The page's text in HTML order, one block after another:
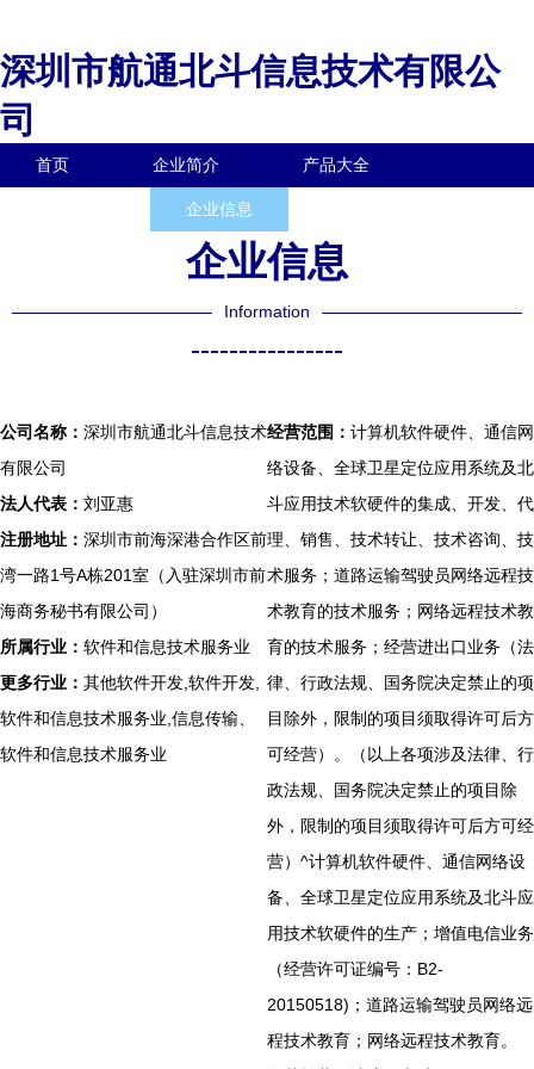
深圳市航通北斗信息技术有限公
司
首页 企业简介 产品大全
企业信息
企业信息
Information
----------------
公司名称： 深圳市航通北斗信息技术
有限公司
法人代表： 刘亚惠
注册地址： 深圳市前海深港合作区前
湾一路1号A栋201室（入驻深圳市前
海商务秘书有限公司）
所属行业： 软件和信息技术服务业
更多行业： 其他软件开发,软件开发,
软件和信息技术服务业,信息传输、
软件和信息技术服务业
经营范围： 计算机软件硬件、通信网
络设备、全球卫星定位应用系统及北
斗应用技术软硬件的集成、开发、代
理、销售、技术转让、技术咨询、技
术服务；道路运输驾驶员网络远程技
术教育的技术服务；网络远程技术教
育的技术服务；经营进出口业务（法
律、行政法规、国务院决定禁止的项
目除外，限制的项目须取得许可后方
可经营）。（以上各项涉及法律、行
政法规、国务院决定禁止的项目除
外，限制的项目须取得许可后方可经
营）^计算机软件硬件、通信网络设
备、全球卫星定位应用系统及北斗应
用技术软硬件的生产；增值电信业务
（经营许可证编号：B2-
20150518)；道路运输驾驶员网络远
程技术教育；网络远程技术教育。